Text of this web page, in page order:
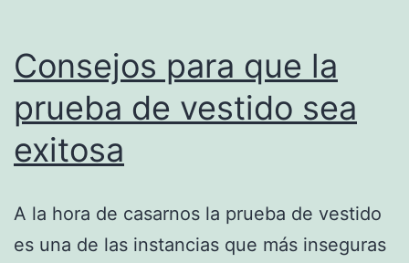
Consejos para que la
prueba de vestido sea
exitosa
A la hora de casarnos la prueba de vestido
es una de las instancias que más inseguras